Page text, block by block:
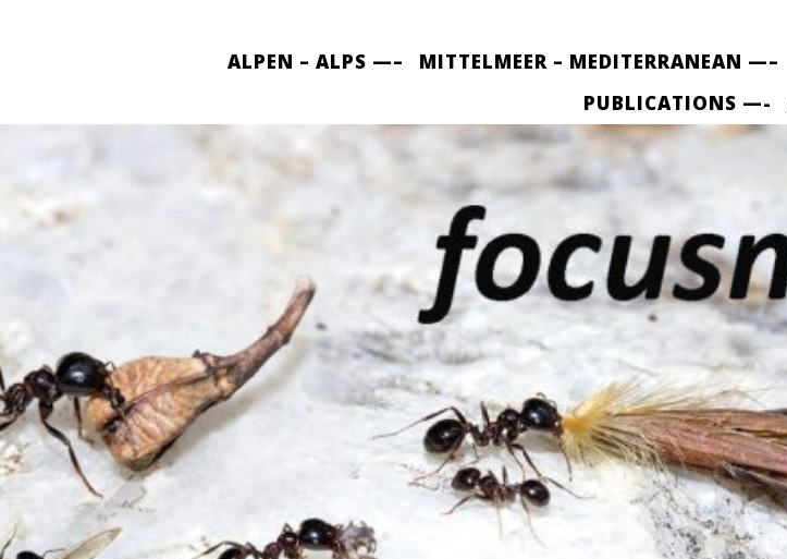
ALPEN – ALPS —– MITTELMEER – MEDITERRANEAN —–
PUBLICATIONS —-